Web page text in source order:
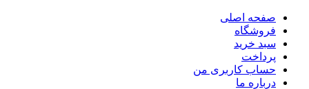
صفحه اصلی
فروشگاه
سبد خرید
پرداخت
حساب کاربری من
درباره ما